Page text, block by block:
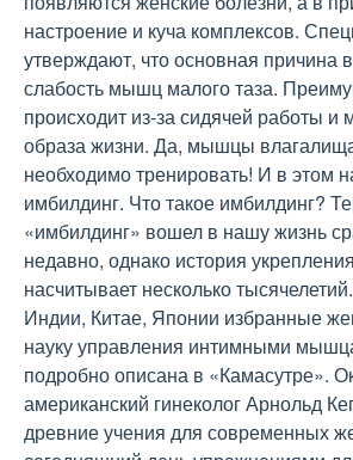
настроение и куча комплексов.
утверждают, что основная причина
слабость мышц малого таза.
происходит из-за сидячей работы и
образа жизни. Да, мышцы
необходимо тренировать! И в этом
имбилдинг. Что такое имбилдинг?
«имбилдинг» вошел в нашу жизнь
недавно, однако история
насчитывает несколько
Индии, Китае, Японии избранные
науку управления интимными
подробно описана в «Камасутре».
американский гинеколог Арнольд
древние учения для современных